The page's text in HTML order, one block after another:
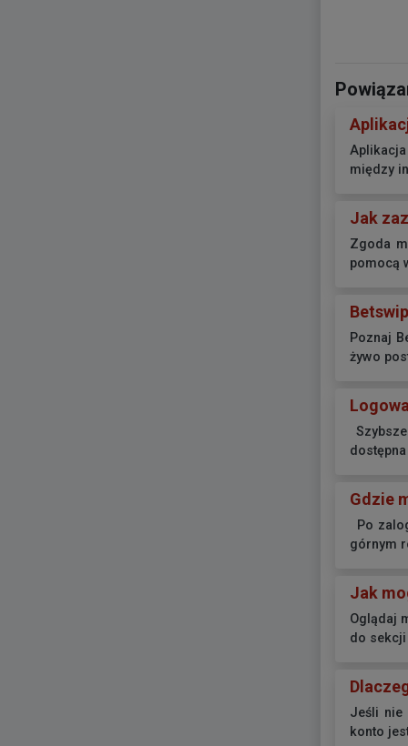
między
Jak
Zgoda
pomocą
Poznaj
żywo
Gdzie
Po
górnym
Jak
Oglądaj
do sekcji
Jeśli nie
konto